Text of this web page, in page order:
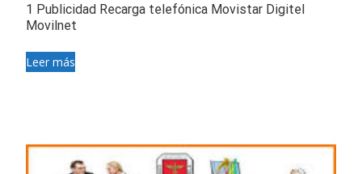
1 Publicidad Recarga telefónica Movistar Digitel
Movilnet
Leer más